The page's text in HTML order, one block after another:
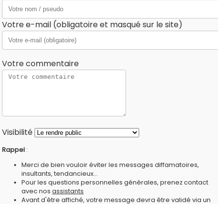
Votre e-mail (obligatoire et masqué sur le site)
Votre commentaire
Visibilité
Rappel :
Merci de bien vouloir éviter les messages diffamatoires,
insultants, tendancieux...
Pour les questions personnelles générales, prenez contact
avec nos assistants
Avant d'être affiché, votre message devra être validé via un